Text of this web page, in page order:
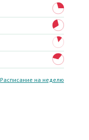
Расписание на неделю